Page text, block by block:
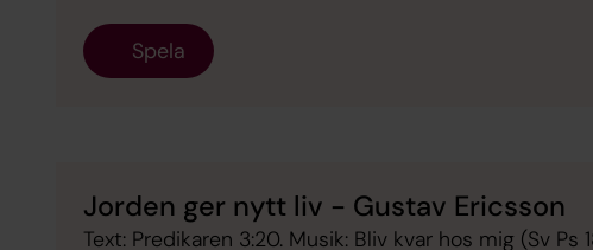
Spela
Jorden ger nytt liv - Gustav Ericsson
Text: Predikaren 3:20. Musik: Bliv kvar hos mig (Sv Ps